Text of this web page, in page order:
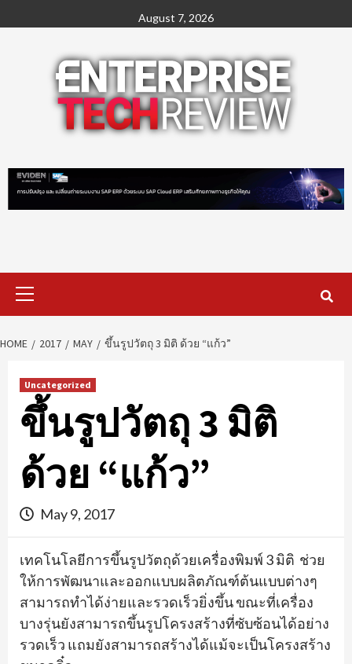
to
August 7, 2026
Primary
Menu
HOME 2017 MAY ขึ้นรูปวัตถุ 3 มิติ ด้วย “แก้ว”
Uncategorized
ขึ้นรูปวัตถุ 3 มิติ
ด้วย “แก้ว”
May 9, 2017
เทคโนโลยีการขึ้นรูปวัตถุด้วยเครื่องพิมพ์ 3 มิติ ช่วย
ให้การพัฒนาและออกแบบผลิตภัณฑ์ต้นแบบต่างๆ
สามารถทำได้ง่ายและรวดเร็วยิ่งขึ้น ขณะที่เครื่อง
บางรุ่นยังสามารถขึ้นรูปโครงสร้างที่ซับซ้อนได้อย่าง
รวดเร็ว แถมยังสามารถสร้างได้แม้จะเป็นโครงสร้าง